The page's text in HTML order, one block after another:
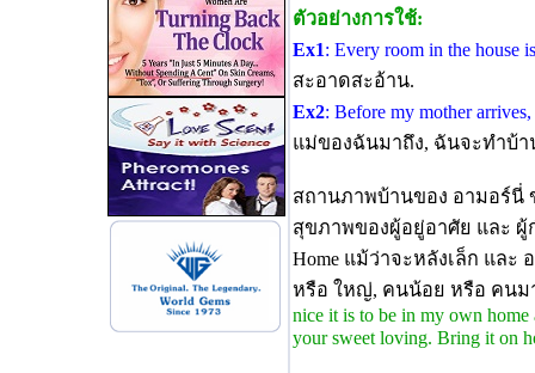
ตัวอย่างการใช้:
Ex1: Every room in the house is
สะอาดสะอ้าน.
Ex2: Before my mother
แม่ของฉันมาถึง, ฉันจะทำบ้
สถานภาพบ้านของ อามอร์
สุขภาพของผู้อยู่อาศัย และ ผู้ก
Home แม้ว่าจะหลังเล็ก และ
หรือ ใหญ่, คนน้อย หรือ คนม
nice it is to be in my own home
your sweet loving. Bring it on